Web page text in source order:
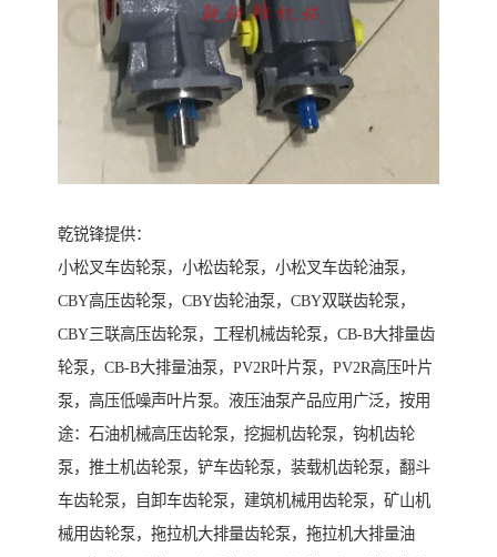
乾锐锋提供：
小松叉车齿轮泵，小松齿轮泵，小松叉车齿轮油泵，
CBY高压齿轮泵，CBY齿轮油泵，CBY双联齿轮泵，
CBY三联高压齿轮泵，工程机械齿轮泵，CB-B大排量齿
轮泵，CB-B大排量油泵，PV2R叶片泵，PV2R高压叶片
泵，高压低噪声叶片泵。液压油泵产品应用广泛，按用
途：石油机械高压齿轮泵，挖掘机齿轮泵，钩机齿轮
泵，推土机齿轮泵，铲车齿轮泵，装载机齿轮泵，翻斗
车齿轮泵，自卸车齿轮泵，建筑机械用齿轮泵，矿山机
械用齿轮泵，拖拉机大排量齿轮泵，拖拉机大排量油